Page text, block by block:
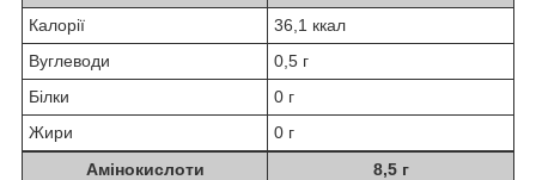
Калорії
36,1 ккал
Вуглеводи
0,5 г
Білки
0 г
Жири
0 г
Амінокислоти
8,5 г